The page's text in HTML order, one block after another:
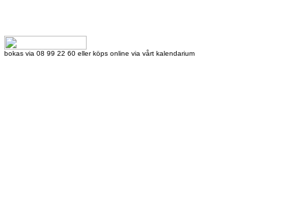
bokas via 08 99 22 60 eller köps online via vårt kalendarium